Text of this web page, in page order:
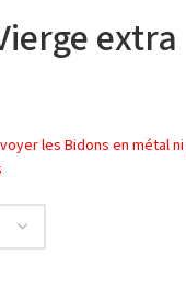
extra
les Bidons en métal